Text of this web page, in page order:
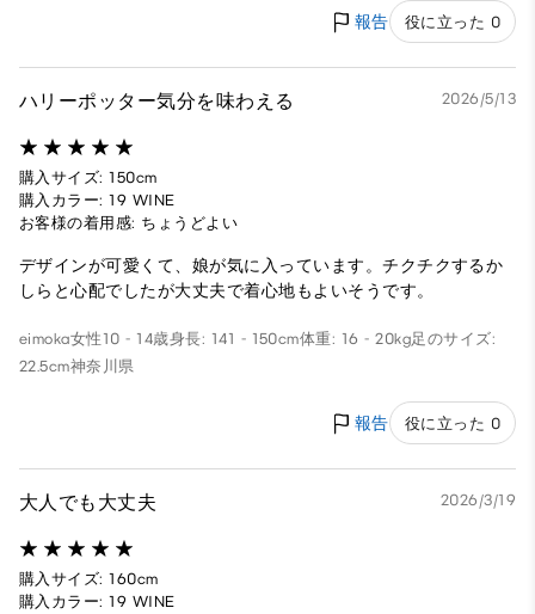
報告 役に立った 0
ハリーポッター気分を味わえる 2026/5/13
購入サイズ: 150cm
購入カラー: 19 WINE
お客様の着用感: ちょうどよい
デザインが可愛くて、娘が気に入っています。チクチクするか
しらと心配でしたが大丈夫で着心地もよいそうです。
eimoka女性 10 - 14歳身長: 141 - 150cm体重: 16 - 20kg足のサイズ:
22.5cm神奈川県
報告 役に立った 0
大人でも大丈夫 2026/3/19
購入サイズ: 160cm
購入カラー: 19 WINE